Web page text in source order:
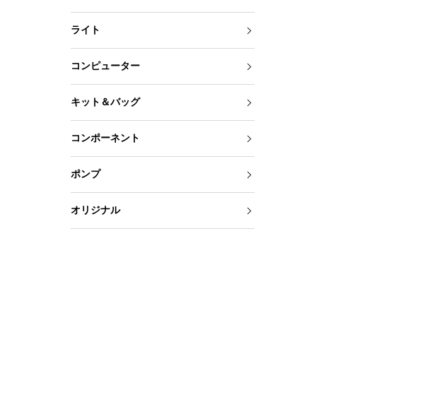
ライト
コンピューター
キット＆バッグ
コンポーネント
ポンプ
オリジナル